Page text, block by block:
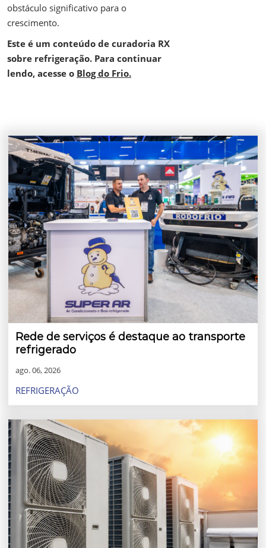
obstáculo significativo para o
crescimento.
Este é um conteúdo de curadoria RX
sobre refrigeração. Para continuar
lendo, acesse o Blog do Frio.
Rede de serviços é destaque ao transporte
refrigerado
ago. 06, 2026
REFRIGERAÇÃO